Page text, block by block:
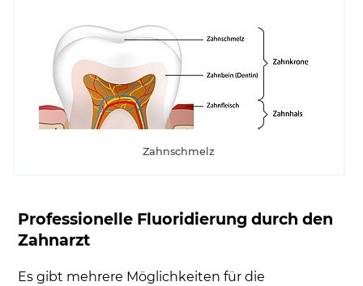
Zahnschmelz
Professionelle Fluoridierung durch den
Zahnarzt
Es gibt mehrere Möglichkeiten für die